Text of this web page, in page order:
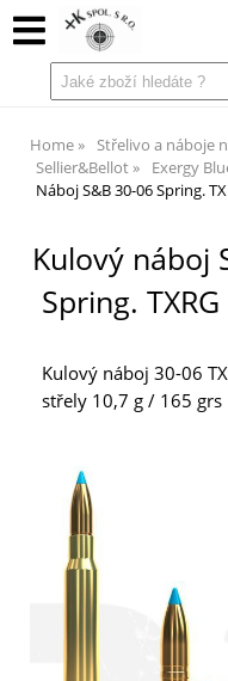
Home Střelivo a náboje
Sellier&Bellot
Exergy
Náboj S&B 30-06 Spring.
Kulový náboj
Spring.
Kulový náboj 30-06
střely 10,7 g / 165 grs